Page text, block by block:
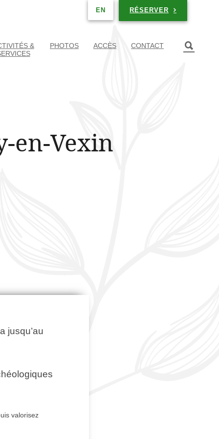
EN RÉSERVER
&
PHOTOS ACCÈS CONTACT
en-Vexin
jusqu’au
valorisez